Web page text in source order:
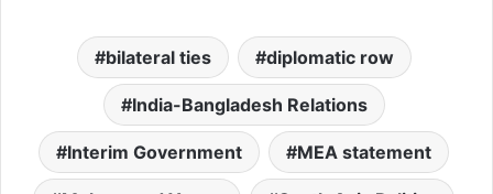
bilateral ties diplomatic row
India-Bangladesh Relations
Interim Government MEA statement